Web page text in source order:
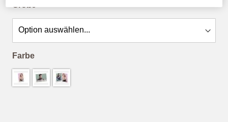
Größe
Farbe